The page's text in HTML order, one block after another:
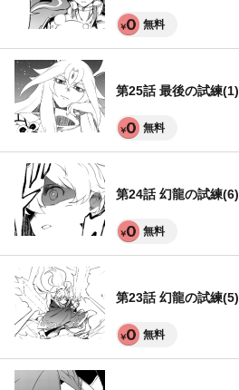
無料
第25話 最後の試練(1)
無料
第24話 幻龍の試練(6)
無料
第23話 幻龍の試練(5)
無料